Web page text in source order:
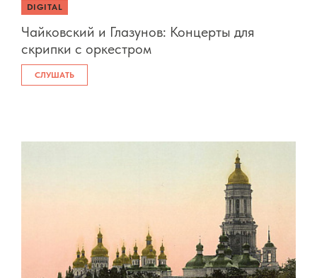
DIGITAL
Чайковский и Глазунов: Концерты для
скрипки с оркестром
СЛУШАТЬ